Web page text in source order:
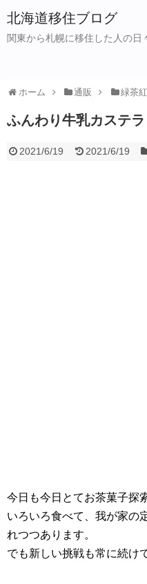
北海道移住ブログ
関東から札幌に移住した人の
ホーム 通販 緑茶
ふんわり牛乳カステ
2021/6/19 2021/6/19
今日も今日とてお茶菓子探
いろいろ食べて、我が家の
れつつあります。
でも新しい挑戦も常に続け